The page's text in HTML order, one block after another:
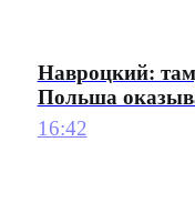
Навроцкий:
Польша
16:42